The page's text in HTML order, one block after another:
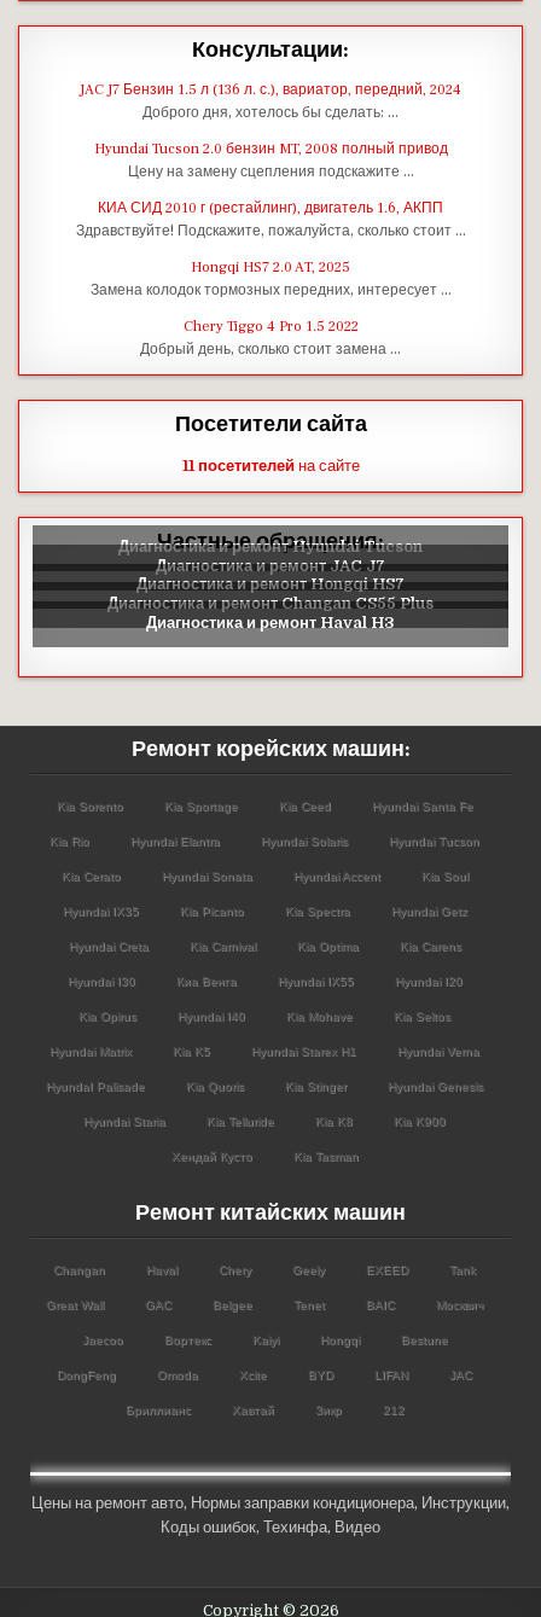
Консультации:
JAC J7 Бензин 1.5 л (136 л. с.), вариатор, передний, 2024
Доброго дня, хотелось бы сделать: …
Hyundai Tucson 2.0 бензин MT, 2008 полный привод
Цену на замену сцепления подскажите …
КИА СИД 2010 г (рестайлинг), двигатель 1.6, АКПП
Здравствуйте! Подскажите, пожалуйста, сколько стоит …
Hongqi HS7 2.0 AT, 2025
Замена колодок тормозных передних, интересует …
Chery Tiggo 4 Pro 1.5 2022
Добрый день, сколько стоит замена …
Посетители сайта
11 посетителейна сайте
Частные обращения:
Ремонт корейских машин:
Kia Sorento Kia Sportage Kia Ceed Hyundai Santa Fe
Kia Rio Hyundai Elantra Hyundai Solaris Hyundai Tucson
Kia Cerato Hyundai Sonata Hyundai Accent Kia Soul
Hyundai IX35 Kia Picanto Kia Spectra Hyundai Getz
Hyundai Creta Kia Carnival Kia Optima Kia Carens
Hyundai I30 Киа Венга Hyundai IX55 Hyundai I20
Kia Opirus Hyundai I40 Kia Mohave Kia Seltos
Hyundai Matrix Kia K5 Hyundai Starex H1 Hyundai Verna
HyundaI Palisade Kia Quoris Kia Stinger Hyundai Genesis
Hyundai Staria Kia Telluride Kia K8 Kia K900
Хендай Кусто Kia Tasman
Ремонт китайских машин
Changan Haval Chery Geely EXEED Tank
Great Wall GAC Belgee Tenet BAIC Москвич
Jaecoo Вортекс Kaiyi Hongqi Bestune
DongFeng Omoda Xcite BYD LIFAN JAC
Бриллианс Хавтай Зикр 212
Цены на ремонт авто, Нормы заправки кондиционера, Инструкции,
Коды ошибок, Техинфа, Видео
Copyright © 2026